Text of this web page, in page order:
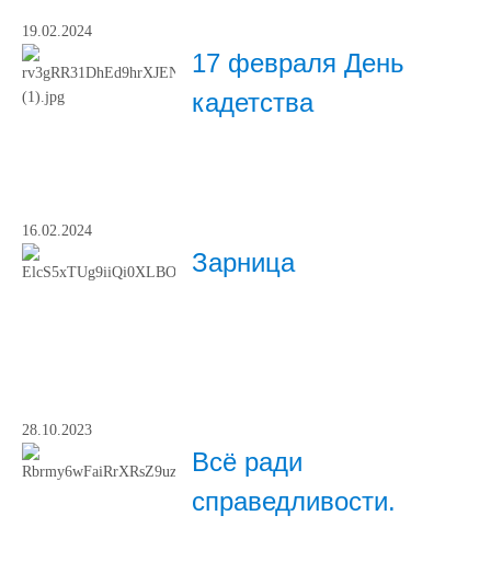
19.02.2024
17 февраля День
кадетства
16.02.2024
Зарница
28.10.2023
Всё ради
справедливости.